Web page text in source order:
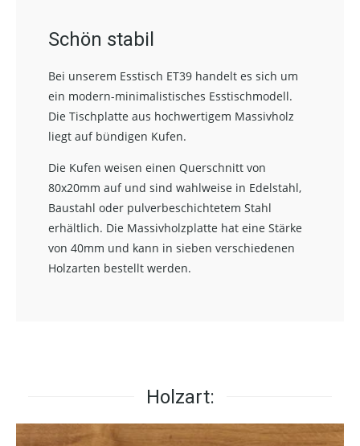
Schön stabil
Bei unserem Esstisch ET39 handelt es sich um
ein modern-minimalistisches Esstischmodell.
Die Tischplatte aus hochwertigem Massivholz
liegt auf bündigen Kufen.
Die Kufen weisen einen Querschnitt von
80x20mm auf und sind wahlweise in Edelstahl,
Baustahl oder pulverbeschichtetem Stahl
erhältlich. Die Massivholzplatte hat eine Stärke
von 40mm und kann in sieben verschiedenen
Holzarten bestellt werden.
Holzart: